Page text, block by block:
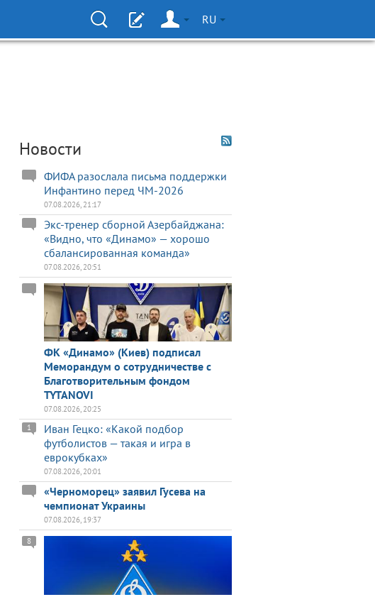
RU
Новости
ФИФА разослала письма поддержки
Инфантино перед ЧМ-2026
07.08.2026, 21:17
Экс-тренер сборной Азербайджана:
«Видно, что «Динамо» — хорошо
сбалансированная команда»
07.08.2026, 20:51
ФК «Динамо» (Киев) подписал
Меморандум о сотрудничестве с
Благотворительным фондом
TYTANOVI
07.08.2026, 20:25
Иван Гецко: «Какой подбор
футболистов — такая и игра в
еврокубках»
1
07.08.2026, 20:01
«Черноморец» заявил Гусева на
чемпионат Украины
07.08.2026, 19:37
8